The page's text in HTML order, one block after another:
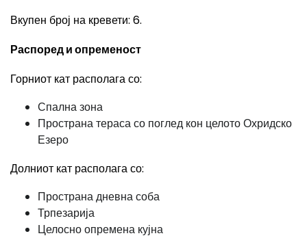
Вкупен број на кревети: 6.
Распоред и опременост
Горниот кат располага со:
Спална зона
Пространа тераса со поглед кон целото Охридско
Езеро
Долниот кат располага со:
Пространа дневна соба
Трпезарија
Целосно опремена кујна